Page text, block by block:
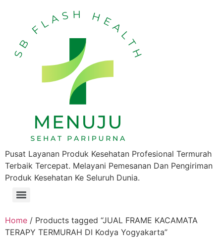
Pusat Layanan Produk Kesehatan Profesional Termurah
Terbaik Tercepat. Melayani Pemesanan Dan Pengiriman
Produk Kesehatan Ke Seluruh Dunia.
Home / Products tagged “JUAL FRAME KACAMATA
TERAPY TERMURAH DI Kodya Yogyakarta”